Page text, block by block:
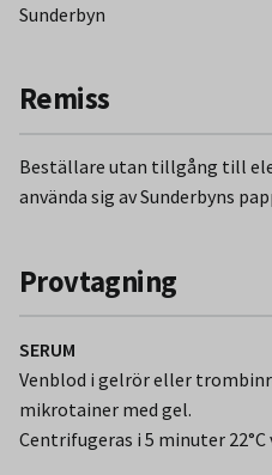
Sunderbyn
Remiss
Beställare utan tillgång till
använda sig av Sunderbyns
Provtagning
SERUM
Venblod i gelrör eller
mikrotainer med gel.
Centrifugeras i 5 minuter 22°C